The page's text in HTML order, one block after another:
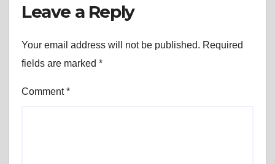
Leave a Reply
Your email address will not be published. Required
fields are marked *
Comment*